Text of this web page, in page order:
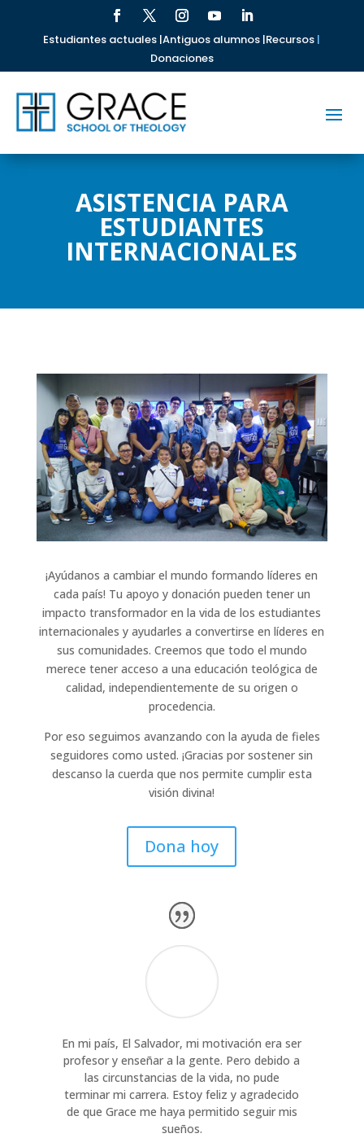
Estudiantes actuales |Antiguos alumnos |Recursos |
Donaciones
ASISTENCIA PARA
ESTUDIANTES
INTERNACIONALES
¡Ayúdanos a cambiar el mundo formando líderes en
cada país! Tu apoyo y donación pueden tener un
impacto transformador en la vida de los estudiantes
internacionales y ayudarles a convertirse en líderes en
sus comunidades. Creemos que todo el mundo
merece tener acceso a una educación teológica de
calidad, independientemente de su origen o
procedencia.
Por eso seguimos avanzando con la ayuda de fieles
seguidores como usted. ¡Gracias por sostener sin
descanso la cuerda que nos permite cumplir esta
visión divina!
Dona hoy
En mi país, El Salvador, mi motivación era ser
profesor y enseñar a la gente. Pero debido a
las circunstancias de la vida, no pude
terminar mi carrera. Estoy feliz y agradecido
de que Grace me haya permitido seguir mis
sueños.